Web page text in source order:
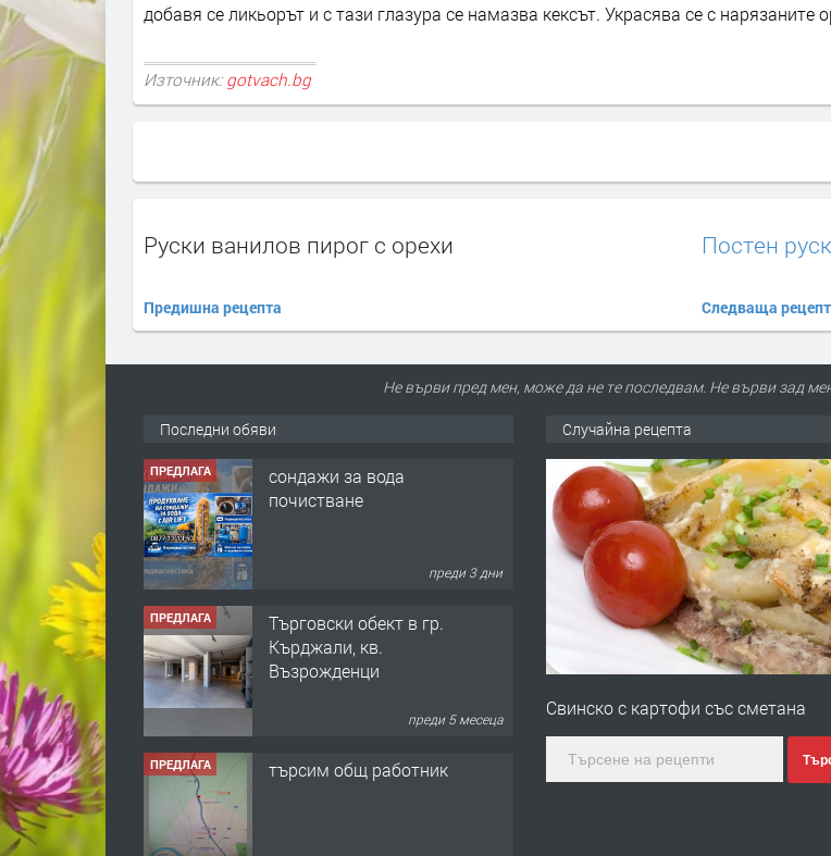
добавя се ликьорът и с тази глазура се намазва кексът. Украсява се с нарязаните
Източник: gotvach.bg
Руски ванилов пирог с орехи
Предишна рецепта
Постен
Следваща
Не върви пред мен, може да не те последвам. Не върви зад
Последни обяви
ПРЕДЛАГА
сондажи за вода
почистване
преди 3 дни
ПРЕДЛАГА
Tърговски обект в гр.
Кърджали, кв.
Възрожденци
преди 5 месеца
ПРЕДЛАГА търсим общ работник
Случайна рецепта
Свинско с картофи със сметана